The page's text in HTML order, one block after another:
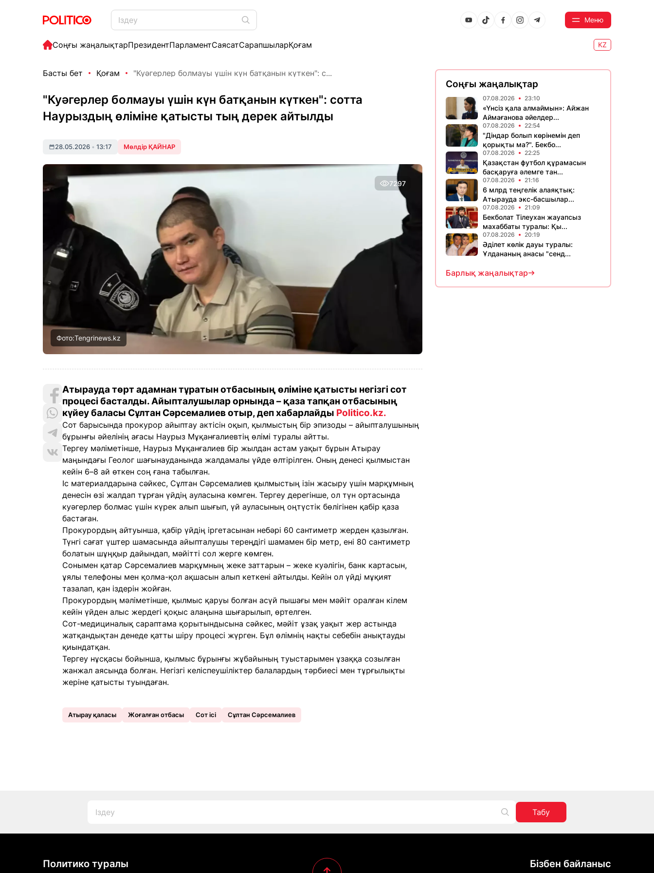
Меню
Соңғы жаңалықтарПрезидентПарламентСаясатСарапшыларҚоғам KZ
Басты бет Қоғам "Куәгерлер болмауы үшін күн батқанын күткен": с...
"Куәгерлер болмауы үшін күн батқанын күткен": сотта
Наурыздың өліміне қатысты тың дерек айтылды
28.05.2026 • 13:17 Мөлдір ҚАЙНАР
7297
Фото:Tengrinews.kz
Атырауда төрт адамнан тұратын отбасының өліміне қатысты негізгі сот
процесі басталды. Айыпталушылар орнында – қаза тапқан отбасының
күйеу баласы Сұлтан Сәрсемалиев отыр, деп хабарлайды Politico.kz.
Сот барысында прокурор айыптау актісін оқып, қылмыстың бір эпизоды – айыпталушының
бұрынғы әйелінің ағасы Наурыз Мұқанғалиевтің өлімі туралы айтты.
Тергеу мәліметінше, Наурыз Мұқанғалиев бір жылдан астам уақыт бұрын Атырау
маңындағы Геолог шағынауданында жалдамалы үйде өлтірілген. Оның денесі қылмыстан
кейін 6–8 ай өткен соң ғана табылған.
Іс материалдарына сәйкес, Сұлтан Сәрсемалиев қылмыстың ізін жасыру үшін марқұмның
денесін өзі жалдап тұрған үйдің ауласына көмген. Тергеу дерегінше, ол түн ортасында
куәгерлер болмас үшін күрек алып шығып, үй ауласының оңтүстік бөлігінен қабір қаза
бастаған.
Прокурордың айтуынша, қабір үйдің іргетасынан небәрі 60 сантиметр жерден қазылған.
Түнгі сағат үштер шамасында айыпталушы тереңдігі шамамен бір метр, ені 80 сантиметр
болатын шұңқыр дайындап, мәйітті сол жерге көмген.
Сонымен қатар Сәрсемалиев марқұмның жеке заттарын – жеке куәлігін, банк картасын,
ұялы телефоны мен қолма-қол ақшасын алып кеткені айтылды. Кейін ол үйді мұқият
тазалап, қан іздерін жойған.
Прокурордың мәліметінше, қылмыс қаруы болған асүй пышағы мен мәйіт оралған кілем
кейін үйден алыс жердегі қоқыс алаңына шығарылып, өртелген.
Сот-медициналық сараптама қорытындысына сәйкес, мәйіт ұзақ уақыт жер астында
жатқандықтан денеде қатты шіру процесі жүрген. Бұл өлімнің нақты себебін анықтауды
қиындатқан.
Тергеу нұсқасы бойынша, қылмыс бұрынғы жұбайының туыстарымен ұзаққа созылған
жанжал аясында болған. Негізгі келіспеушіліктер балалардың тәрбиесі мен тұрғылықты
жеріне қатысты туындаған.
Атырау қаласы Жоғалған отбасы Сот ісі Сұлтан Сәрсемалиев
Соңғы жаңалықтар
07.08.2026 23:10
«Үнсіз қала алмаймын»: Айжан
Аймағанова әйелдер...
07.08.2026 22:54
"Діндар болып көрінемін деп
қорықты ма?". Бекбо...
07.08.2026 22:25
Қазақстан футбол құрамасын
басқаруға әлемге тан...
07.08.2026 21:16
6 млрд теңгелік алаяқтық:
Атырауда экс-басшылар...
07.08.2026 21:09
Бекболат Тілеухан жауапсыз
махаббаты туралы: Қы...
07.08.2026 20:19
Әділет көлік дауы туралы:
Ұлдананың анасы "сенд...
Барлық жаңалықтар
Табу
Политико туралы Бізбен байланыс